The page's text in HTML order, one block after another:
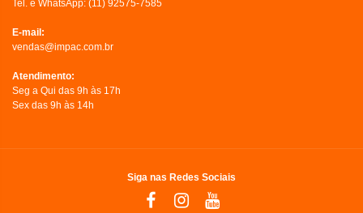
Tel. e WhatsApp: (11) 92575-7585
E-mail:
vendas@impac.com.br
Atendimento:
Seg a Qui das 9h às 17h
Sex das 9h às 14h
Siga nas Redes Sociais